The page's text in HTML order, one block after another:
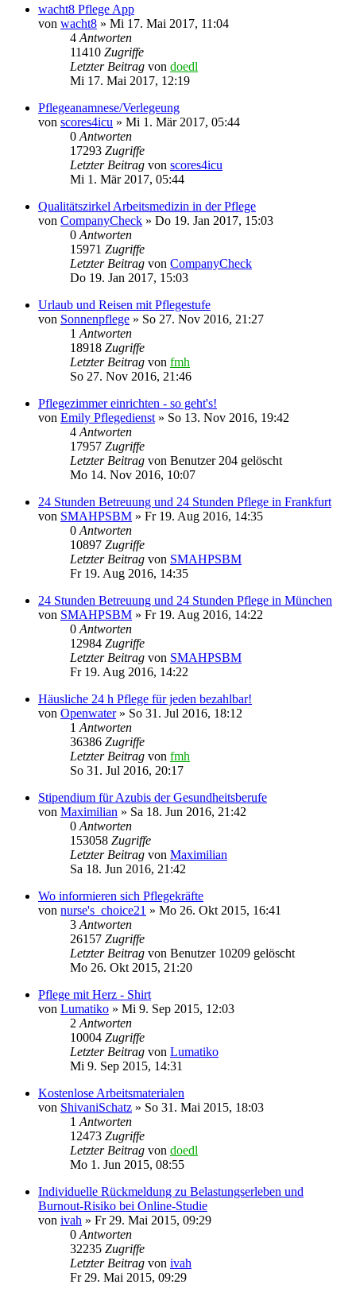
wacht8 Pflege App
von wacht8 » Mi 17. Mai 2017, 11:04
4 Antworten
11410 Zugriffe
Letzter Beitrag von doedl
Mi 17. Mai 2017, 12:19
Pflegeanamnese/Verlegeung
von scores4icu » Mi 1. Mär 2017, 05:44
0 Antworten
17293 Zugriffe
Letzter Beitrag von scores4icu
Mi 1. Mär 2017, 05:44
Qualitätszirkel Arbeitsmedizin in der Pflege
von CompanyCheck » Do 19. Jan 2017, 15:03
0 Antworten
15971 Zugriffe
Letzter Beitrag von CompanyCheck
Do 19. Jan 2017, 15:03
Urlaub und Reisen mit Pflegestufe
von Sonnenpflege » So 27. Nov 2016, 21:27
1 Antworten
18918 Zugriffe
Letzter Beitrag von fmh
So 27. Nov 2016, 21:46
Pflegezimmer einrichten - so geht's!
von Emily Pflegedienst » So 13. Nov 2016, 19:42
4 Antworten
17957 Zugriffe
Letzter Beitrag von Benutzer 204 gelöscht
Mo 14. Nov 2016, 10:07
24 Stunden Betreuung und 24 Stunden Pflege in Frankfurt
von SMAHPSBM » Fr 19. Aug 2016, 14:35
0 Antworten
10897 Zugriffe
Letzter Beitrag von SMAHPSBM
Fr 19. Aug 2016, 14:35
24 Stunden Betreuung und 24 Stunden Pflege in München
von SMAHPSBM » Fr 19. Aug 2016, 14:22
0 Antworten
12984 Zugriffe
Letzter Beitrag von SMAHPSBM
Fr 19. Aug 2016, 14:22
Häusliche 24 h Pflege für jeden bezahlbar!
von Openwater» So 31. Jul 2016, 18:12
1 Antworten
36386 Zugriffe
Letzter Beitrag von fmh
So 31. Jul 2016, 20:17
Stipendium für Azubis der Gesundheitsberufe
von Maximilian » Sa 18. Jun 2016, 21:42
0 Antworten
153058 Zugriffe
Letzter Beitrag von Maximilian
Sa 18. Jun 2016, 21:42
Wo informieren sich Pflegekräfte
von nurse's_choice21 » Mo 26. Okt 2015, 16:41
3 Antworten
26157 Zugriffe
Letzter Beitrag von Benutzer 10209 gelöscht
Mo 26. Okt 2015, 21:20
Pflege mit Herz - Shirt
von Lumatiko » Mi 9. Sep 2015, 12:03
2 Antworten
10004 Zugriffe
Letzter Beitrag von Lumatiko
Mi 9. Sep 2015, 14:31
Kostenlose Arbeitsmaterialen
von ShivaniSchatz » So 31. Mai 2015, 18:03
1 Antworten
12473 Zugriffe
Letzter Beitrag von doedl
Mo 1. Jun 2015, 08:55
Individuelle Rückmeldung zu Belastungserleben und
Burnout-Risiko bei Online-Studie
von ivah » Fr 29. Mai 2015, 09:29
0 Antworten
32235 Zugriffe
Letzter Beitrag von ivah
Fr 29. Mai 2015, 09:29